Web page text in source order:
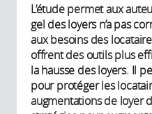
L’étude permet aux
gel des loyers n’a pas
aux besoins des
offrent des outils plus
la hausse des loyers. Il
pour protéger les
augmentations de loyer